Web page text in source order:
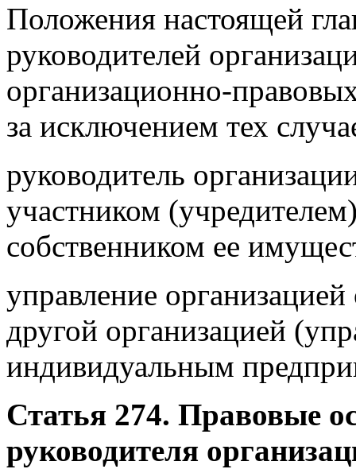
Положения настоящей
руководителей
организационно-
за исключением тех
руководитель
участником
собственником ее
управление
другой организацией
индивидуальным
Статья 274. Правовые
руководителя